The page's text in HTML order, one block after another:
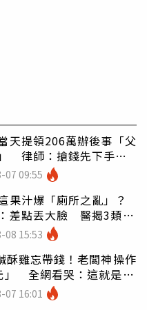
天提領206萬辦後事「父
律師：搶錢先下手是
07 09:55
果汁爆「廁所之亂」？
差點丟大臉 醫揭3類人
08 15:53
酥雞忘帶錢！老闆神操作
」 全網看哭：這就是台
07 16:01